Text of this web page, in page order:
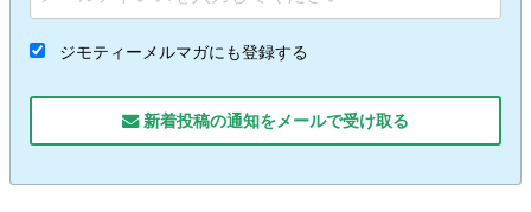
ジモティーメルマガにも登録する
新着投稿の通知をメールで受け取る